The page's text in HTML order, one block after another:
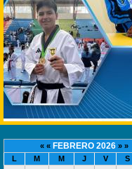
« « FEBRERO 2026 » »
L
M M J V S